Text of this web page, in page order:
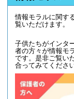
情報モラルに関す
覧いただけます。
子供たちがインタ
者の方々が情報モ
です。是非ご覧い
合ってみてくださ